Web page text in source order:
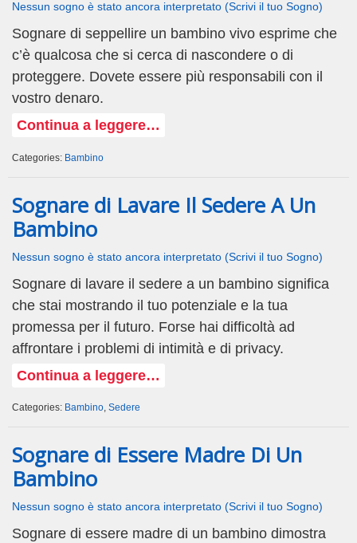
Nessun sogno è stato ancora interpretato (Scrivi il tuo Sogno)
Sognare di seppellire un bambino vivo esprime che
c’è qualcosa che si cerca di nascondere o di
proteggere. Dovete essere più responsabili con il
vostro denaro.
Continua a leggere…
Categories: Bambino
Sognare di Lavare Il Sedere A Un
Bambino
Nessun sogno è stato ancora interpretato (Scrivi il tuo Sogno)
Sognare di lavare il sedere a un bambino significa
che stai mostrando il tuo potenziale e la tua
promessa per il futuro. Forse hai difficoltà ad
affrontare i problemi di intimità e di privacy.
Continua a leggere…
Categories: Bambino, Sedere
Sognare di Essere Madre Di Un
Bambino
Nessun sogno è stato ancora interpretato (Scrivi il tuo Sogno)
Sognare di essere madre di un bambino dimostra